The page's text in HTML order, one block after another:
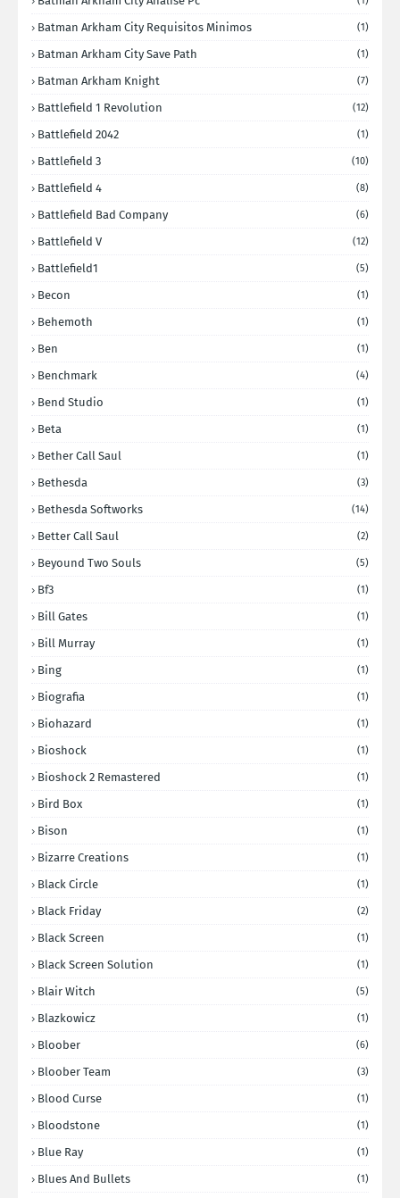
Batman Arkham City Requisitos Minimos (1)
Batman Arkham City Save Path (1)
Batman Arkham Knight (7)
Battlefield 1 Revolution (12)
Battlefield 2042 (1)
Battlefield 3 (10)
Battlefield 4 (8)
Battlefield Bad Company (6)
Battlefield V (12)
Battlefield1 (5)
Becon (1)
Behemoth (1)
Ben (1)
Benchmark (4)
Bend Studio (1)
Beta (1)
Bether Call Saul (1)
Bethesda (3)
Bethesda Softworks (14)
Better Call Saul (2)
Beyound Two Souls (5)
Bf3 (1)
Bill Gates (1)
Bill Murray (1)
Bing (1)
Biografia (1)
Biohazard (1)
Bioshock (1)
Bioshock 2 Remastered (1)
Bird Box (1)
Bison (1)
Bizarre Creations (1)
Black Circle (1)
Black Friday (2)
Black Screen (1)
Black Screen Solution (1)
Blair Witch (5)
Blazkowicz (1)
Bloober (6)
Bloober Team (3)
Blood Curse (1)
Bloodstone (1)
Blue Ray (1)
Blues And Bullets (1)